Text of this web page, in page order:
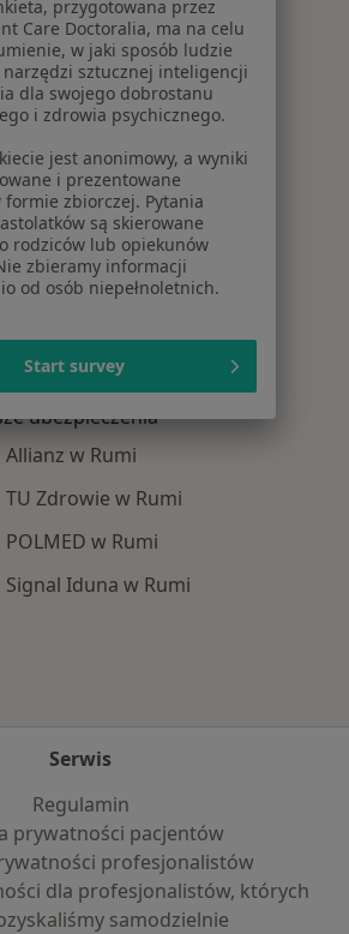
W pobliżu Rumi
choroby
Rumi
w Rumi
kategorii: Najczęście leczone
ubezpieczenia
w Rumi
Zdrowie w Rumi
w Rumi
Iduna w Rumi
Serwis
Regulamin
prywatności pacjentów
profesjonalistów
dla profesjonalistów, których
samodzielnie
przygotowana przez
Care Doctoralia, ma na celu
w jaki sposób ludzie
narzędzi sztucznej inteligencji
dla swojego dobrostanu
i zdrowia psychicznego.
jest anonimowy, a wyniki
i prezentowane
formie zbiorczej. Pytania
są skierowane
rodziców lub opiekunów
zbieramy informacji
od osób niepełnoletnich.
Start survey